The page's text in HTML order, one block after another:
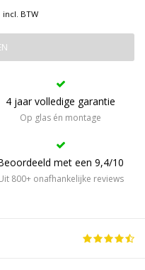
incl. BTW
4 jaar volledige garantie
Op glas én montage
met een 9,4/10
800+ onafhankelijke reviews